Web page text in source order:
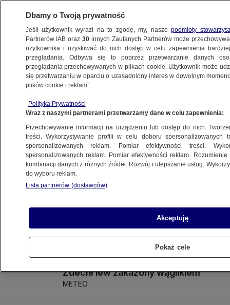
WĘGRY
Viktor Orban żąda autonomii dla
Węgrów za granicą
ŚWIAT
Orban: oczekujemy, że Zachód
zaakceptuje, iż to, co reprezentujemy,
nie jest głupotą
Dawny aktywista skinheadów
wiceprzewodniczącym parlamentu
Zdechł lew zakażony wąglikiem
METEO
Dbamy o Twoją prywatność
Jeśli użytkownik wyrazi na to zgodę, my, naszepodmioty
Partnerów IAB oraz30 innych Zaufanych Partnerów może
użytkownika i uzyskiwać do nich dostęp w celu zapewnienia
przeglądania. Odbywa się to poprzez przetwarzanie danych
przeglądania przechowywanych w plikach cookie. Użytkownik może
się przetwarzaniu w oparciu o uzasadniony interes w dowolnym
plików cookie i reklam”.
Polityka Prywatności
Wraz z naszymi partnerami przetwarzamy dane w celu zapewnienia:
Przechowywanie informacji na urządzeniu lub dostęp do nich.
treści. Wykorzystywanie profili w celu doboru spersonalizowanych
spersonalizowanych reklam. Pomiar efektywności treści.
spersonalizowanych reklam. Pomiar efektywności reklam.
kombinacji danych z różnych źródeł. Rozwój i ulepszanie usług.
do wyboru reklam.
Lista partnerów (dostawców)
Akceptuję
Pokaż cele